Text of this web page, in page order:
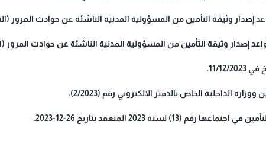
2023،
الداخلية الخاص بالدفتر الالكتروني رقم (2/2023)،
لسنة 2023 المنعقد بتاريخ 26-12-2023.